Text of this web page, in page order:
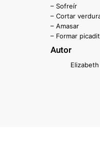
– Sofreír
– Cortar
– Amasar
– Formar
Autor